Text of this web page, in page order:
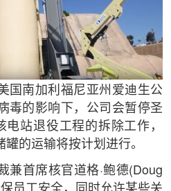
国南加利福尼亚州爱迪生公
毒的影响下，公司会暂停圣
电站退役工程的拆除工作，
的运输将按计划进行。
兼首席核官道格·鲍德(Doug